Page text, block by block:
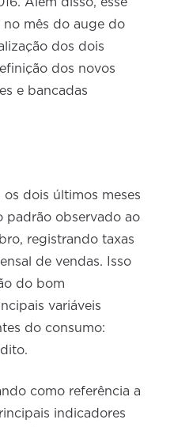
mês do auge do
dos dois
dos novos
e bancadas
os dois últimos meses
padrão observado ao
registrando taxas
de vendas. Isso
do bom
variáveis
do consumo:
como referência a
indicadores